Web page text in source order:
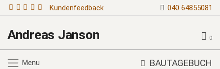
Kundenfeedback 040 64855081
Andreas Janson 0
Menu BAUTAGEBUCH